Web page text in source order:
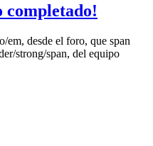
completado!
desde el foro, que span
strong/span, del equipo